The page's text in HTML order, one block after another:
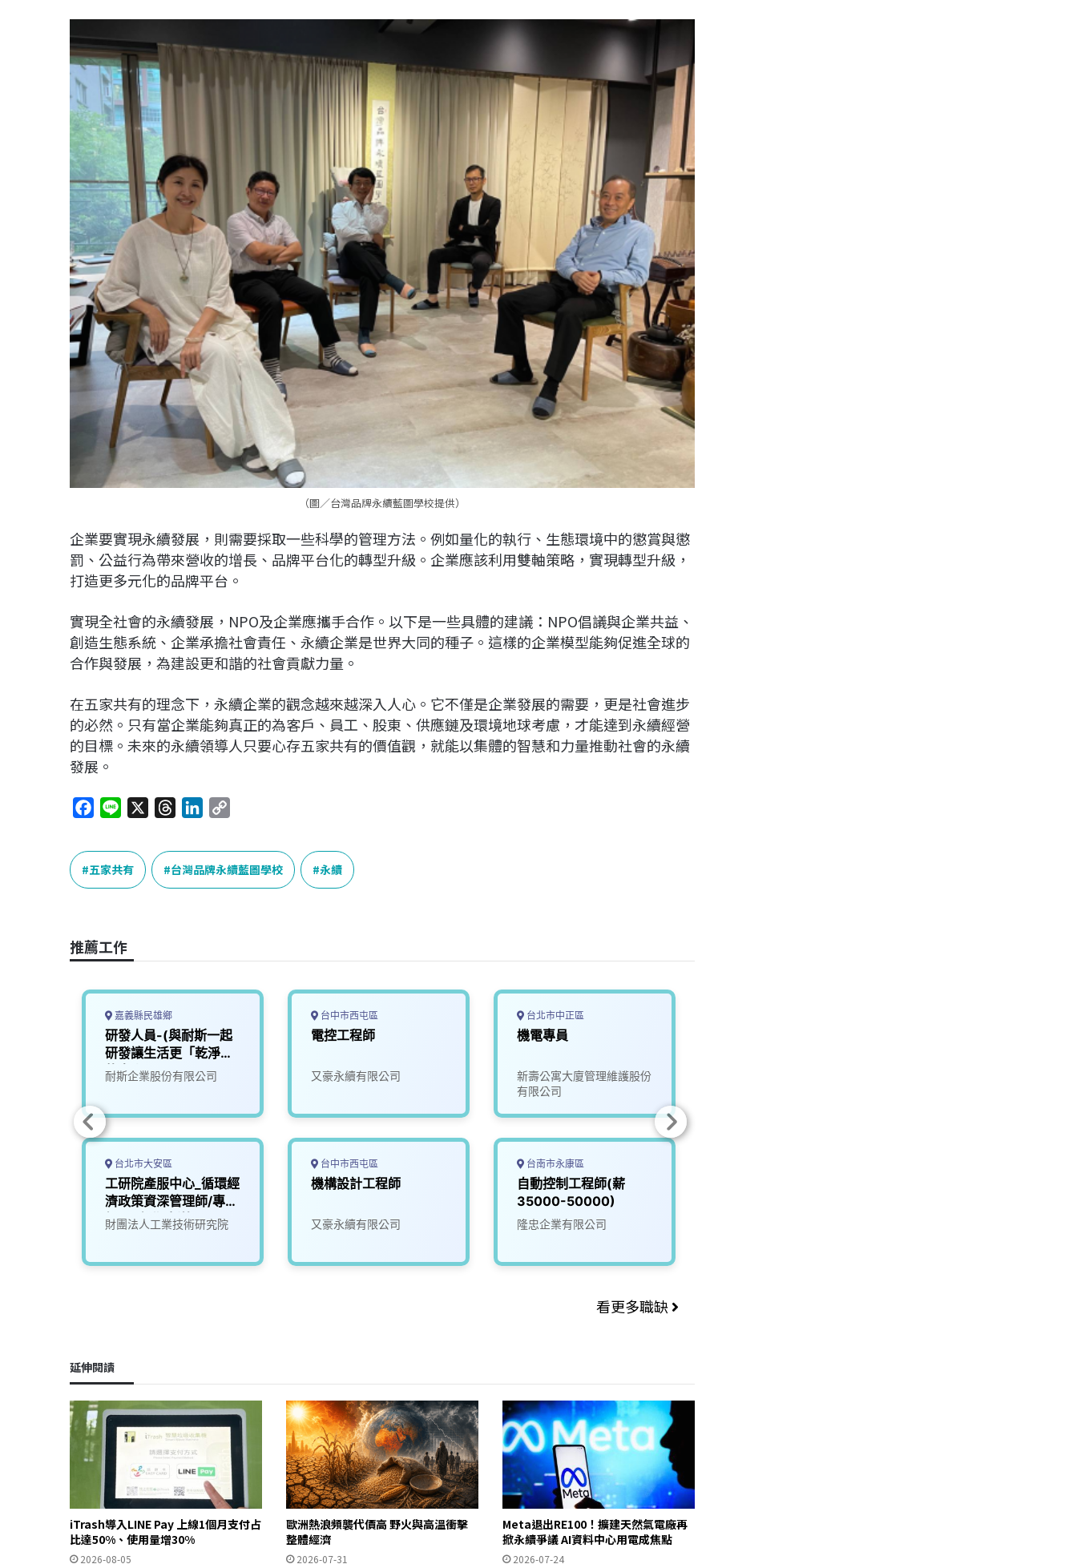
（圖／台灣品牌永續藍圖學校提供）
企業要實現永續發展，則需要採取一些科學的管理方法。例如量化的執行、生態環境中的懲賞與懲
罰、公益行為帶來營收的增長、品牌平台化的轉型升級。企業應該利用雙軸策略，實現轉型升級，
打造更多元化的品牌平台。
實現全社會的永續發展，NPO及企業應攜手合作。以下是一些具體的建議：NPO倡議與企業共益、
創造生態系統、企業承擔社會責任、永續企業是世界大同的種子。這樣的企業模型能夠促進全球的
合作與發展，為建設更和諧的社會貢獻力量。
在五家共有的理念下，永續企業的觀念越來越深入人心。它不僅是企業發展的需要，更是社會進步
的必然。只有當企業能夠真正的為客戶、員工、股東、供應鏈及環境地球考慮，才能達到永續經營
的目標。未來的永續領導人只要心存五家共有的價值觀，就能以集體的智慧和力量推動社會的永續
發展。
c
e
b
k
n
e
r
e
a
n
k
e
p
y
L
五家共有 台灣品牌永續藍圖學校 永續
推薦工作
嘉義縣民雄鄉
研發人員-(與耐斯一起
研發讓生活更「乾淨」
的未來)1
耐斯企業股份有限公司
台北市大安區
工研院產服中心_循環經
濟政策資深管理師/專案
經理_台北/新竹(X100)
財團法人工業技術研究院
台中市西屯區
電控工程師
又豪永續有限公司
台中市西屯區
機構設計工程師
又豪永續有限公司
台北市中正區
機電專員
新壽公寓大廈管理維護股份
有限公司
台南市永康區
自動控制工程師(薪
35000-50000)
隆忠企業有限公司
看更多職缺
延伸閱讀
iTrash導入LINE Pay 上線1個月支付占
比達50%、使用量增30%
2026-08-05
歐洲熱浪頻襲代價高 野火與高溫衝擊
整體經濟
2026-07-31
Meta退出RE100！擴建天然氣電廠再
掀永續爭議 AI資料中心用電成焦點
2026-07-24